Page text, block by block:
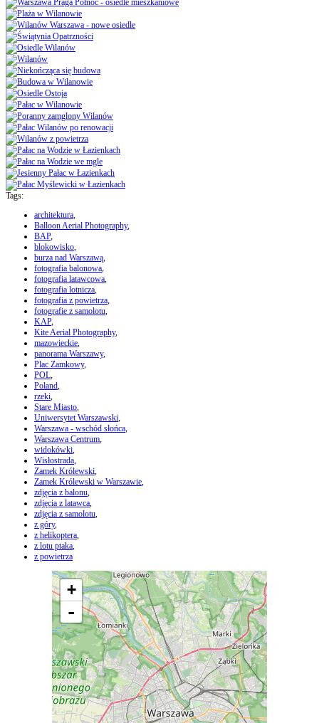
Tags:
architektura,
Balloon Aerial Photography,
BAP,
blokowisko,
burza nad Warszawą,
fotografia balonowa,
fotografia latawcowa,
fotografia lotnicza,
fotografia z powietrza,
fotografie z samolotu,
KAP,
Kite Aerial Photography,
mazowieckie,
panorama Warszawy,
Plac Zamkowy,
POL,
Poland,
rzeki,
Stare Miasto,
Uniwersytet Warszawski,
Warszawa - wschód słońca,
Warszawa Centrum,
widokówki,
Wisłostrada,
Zamek Królewski,
Zamek Królewski w Warszawie,
zdjęcia z balonu,
zdjęcia z latawca,
zdjęcia z samolotu,
z góry,
z helikoptera,
z lotu ptaka,
z powietrza
+
-